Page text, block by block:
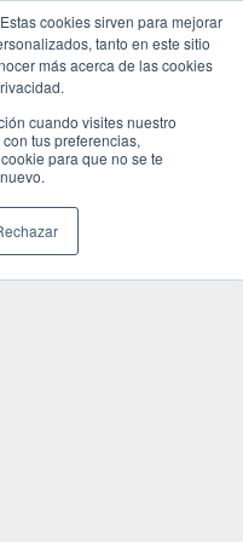
cookies sirven para mejorar
tanto en este sitio
más acerca de las cookies
cuando visites nuestro
tus preferencias,
para que no se te